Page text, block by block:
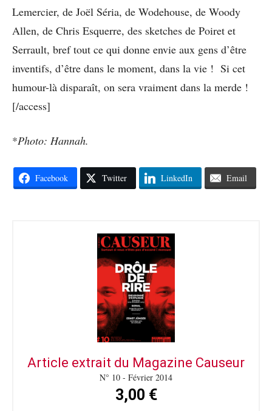
Lemercier, de Joël Séria, de Wodehouse, de Woody
Allen, de Chris Esquerre, des sketches de Poiret et
Serrault, bref tout ce qui donne envie aux gens d’être
inventifs, d’être dans le moment, dans la vie ! Si cet
humour-là disparaît, on sera vraiment dans la merde !
[/access]
*Photo: Hannah.
Facebook Twitter LinkedIn Email
Article extrait du Magazine Causeur
N° 10 - Février 2014
3,00 €